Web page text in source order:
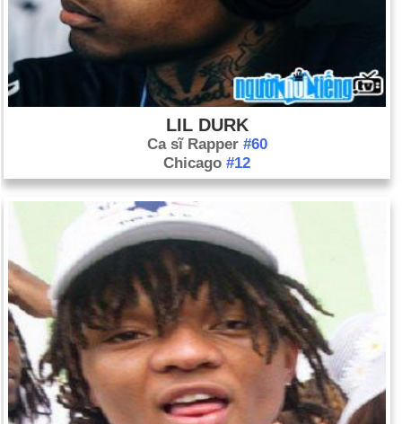
LIL DURK
Ca sĩ Rapper #60
Chicago #12